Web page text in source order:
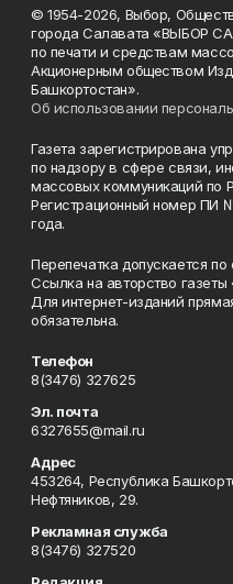
© 1954-2026, Выбор,
города Салавата «ВЫБОР
по печати и средствам
Акционерным обществом
Башкортостан».
Об использовании
Газета зарегистрирована
по надзору в сфере связи,
массовых коммуникаций по
Регистрационный номер ПИ
года.
Перепечатка допускается
Ссылка на авторство
Для интернет-изданий
обязательна.
Телефон
8(3476) 327625
Эл. почта
6327655@mail.ru
Адрес
453264, Республика
Нефтяников, 29.
Рекламная служба
8(3476) 327520